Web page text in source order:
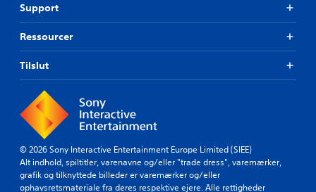
Support
Ressourcer
Tilslut
© 2026 Sony Interactive Entertainment Europe Limited (SIEE)
Alt indhold, spiltitler, varenavne og/eller "trade dress", varemærker,
grafik og tilknyttede billeder er varemærker og/eller
ophavsretsmateriale fra deres respektive ejere. Alle rettigheder